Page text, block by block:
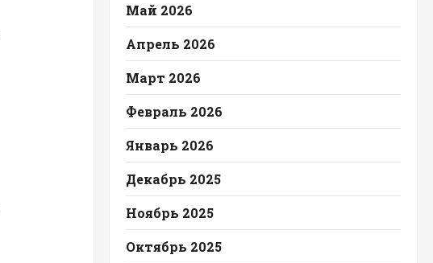
Май 2026
Апрель 2026
Март 2026
Февраль 2026
Январь 2026
Декабрь 2025
Ноябрь 2025
Октябрь 2025